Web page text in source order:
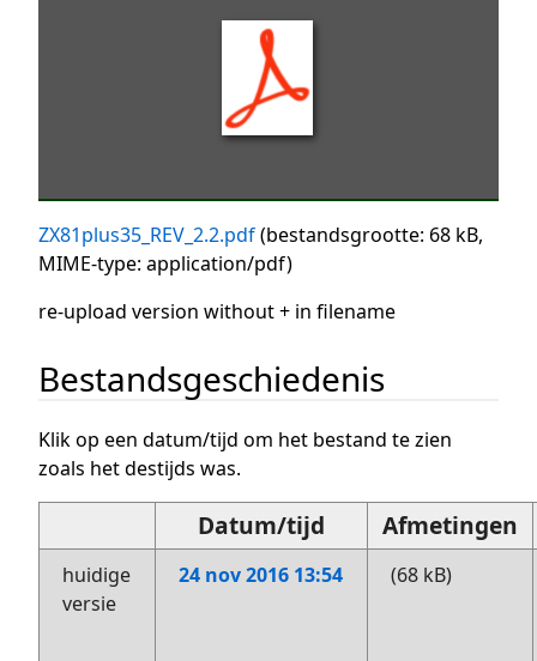
ZX81plus35_REV_2.2.pdf(bestandsgrootte: 68 kB,
MIME-type: application/pdf)
re-upload version without + in filename
Bestandsgeschiedenis
Klik op een datum/tijd om het bestand te zien
zoals het destijds was.
Datum/tijd Afmetingen
huidige
versie
24 nov 2016 13:54 (68 kB)